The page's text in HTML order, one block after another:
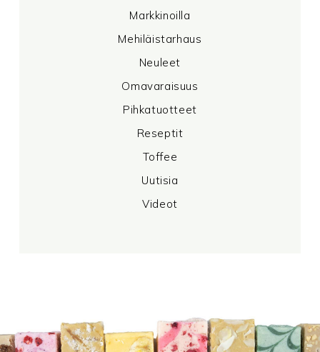
Markkinoilla
Mehiläistarhaus
Neuleet
Omavaraisuus
Pihkatuotteet
Reseptit
Toffee
Uutisia
Videot